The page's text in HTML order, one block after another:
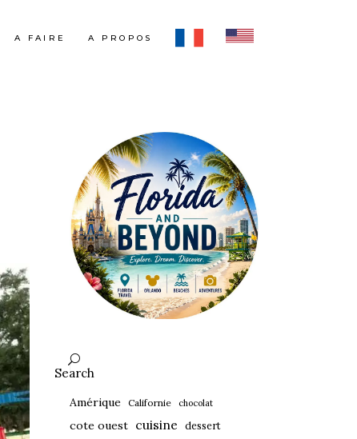
A FAIRE A PROPOS
Search
Amérique Californie chocolat
cote ouest cuisine dessert